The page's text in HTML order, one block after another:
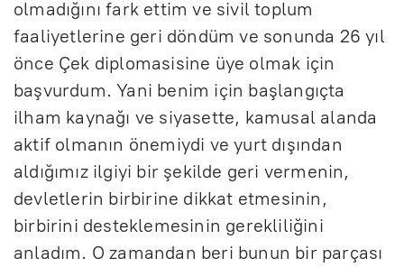
olmadığını fark ettim ve sivil toplum
faaliyetlerine geri döndüm ve sonunda 26 yıl
önce Çek diplomasisine üye olmak için
başvurdum. Yani benim için başlangıçta
ilham kaynağı ve siyasette, kamusal alanda
aktif olmanın önemiydi ve yurt dışından
aldığımız ilgiyi bir şekilde geri vermenin,
devletlerin birbirine dikkat etmesinin,
birbirini desteklemesinin gerekliliğini
anladım. O zamandan beri bunun bir parçası